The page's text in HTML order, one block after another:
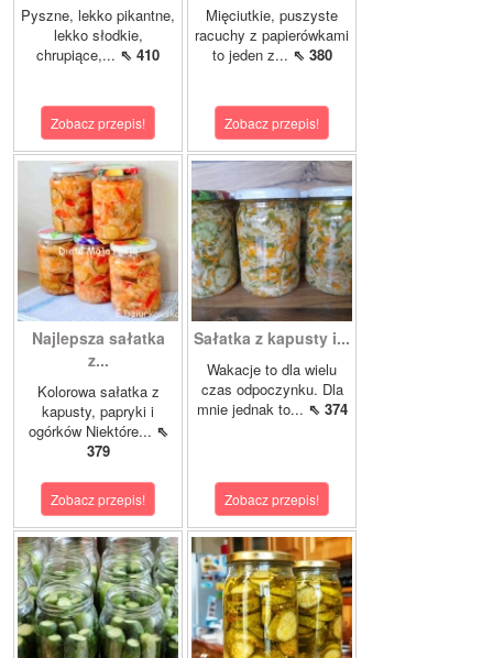
Pyszne, lekko pikantne,
lekko słodkie,
chrupiące,... ⇖ 410
Zobacz przepis!
Mięciutkie, puszyste
racuchy z papierówkami
to jeden z... ⇖ 380
Zobacz przepis!
Najlepsza sałatka
z...
Kolorowa sałatka z
kapusty, papryki i
ogórków Niektóre... ⇖
379
Zobacz przepis!
Sałatka z kapusty i...
Wakacje to dla wielu
czas odpoczynku. Dla
mnie jednak to... ⇖ 374
Zobacz przepis!